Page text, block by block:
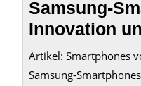
Samsung-
Innovation
Artikel: Smartphones
Samsung-